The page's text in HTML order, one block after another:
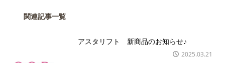
関連記事一覧
アスタリフト 新商品のお知らせ♪
2025.03.21